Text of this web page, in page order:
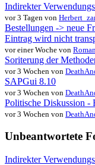
Indirekter
vor 3 Tagen von
Bestellungen -> neue
Eintrag wird nicht
vor einer Woche von
Soriterung der
vor 3 Wochen von
SAPGui 8.10
vor 3 Wochen von
Politische Diskussion -
vor 3 Wochen von
Unbeantwortete
Indirekter